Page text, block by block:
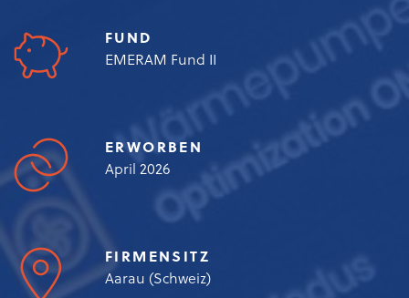
FUND
EMERAM Fund II
ERWORBEN
April 2026
FIRMENSITZ
Aarau (Schweiz)